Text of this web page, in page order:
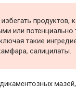
продуктов,
или потенциально
такие
салицилаты.